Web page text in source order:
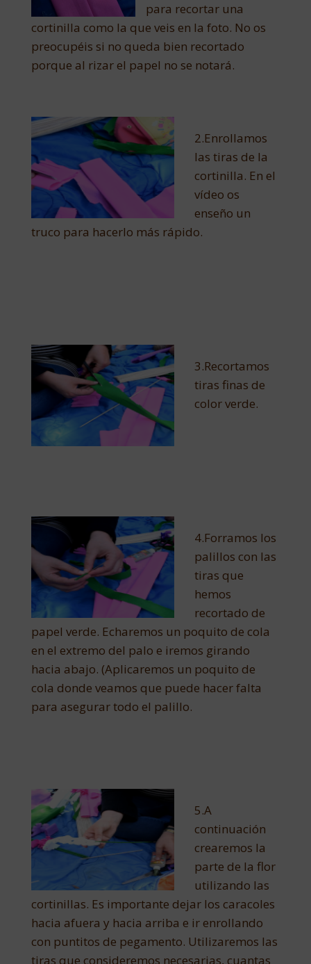
para recortar una
cortinilla como la que veis en la foto. No os
preocupéis si no queda bien recortado
porque al rizar el papel no se notará.
2.Enrollamos
las tiras de la
cortinilla. En el
vídeo os
enseño un
truco para hacerlo más rápido.
3.Recortamos
tiras finas de
color verde.
4.Forramos los
palillos con las
tiras que
hemos
recortado de
papel verde. Echaremos un poquito de cola
en el extremo del palo e iremos girando
hacia abajo. (Aplicaremos un poquito de
cola donde veamos que puede hacer falta
para asegurar todo el palillo.
5.A
continuación
crearemos la
parte de la flor
utilizando las
cortinillas. Es importante dejar los caracoles
hacia afuera y hacia arriba e ir enrollando
con puntitos de pegamento. Utilizaremos las
tiras que consideremos necesarias, cuantas